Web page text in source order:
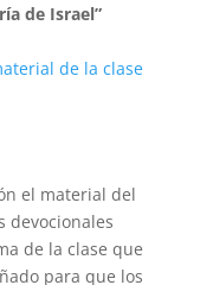
de Israel”
de la clase
el material del
devocionales
de la clase que
para que los